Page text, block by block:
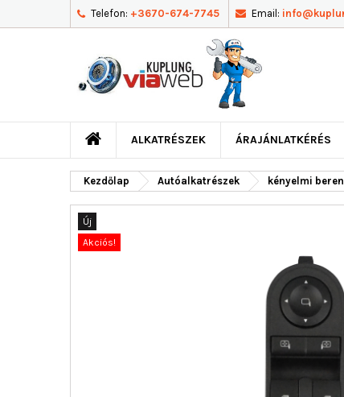
Telefon: +3670-674-7745 Email:
ALKATRÉSZEK ÁRAJÁNLATKÉRÉS
Kezdőlap Autóalkatrészek kényelmi
Új
Akciós!